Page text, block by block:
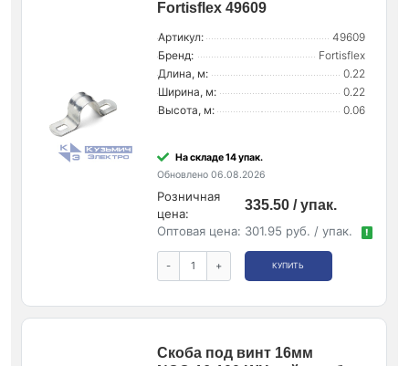
Fortisflex 49609
Артикул:
49609
Бренд:
Fortisflex
Длина, м:
0.22
Ширина, м:
0.22
Высота, м:
0.06
На складе 14 упак.
Обновлено 06.08.2026
Розничная
цена:
335.50 / упак.
Оптовая цена: 301.95 руб. / упак. !
- + КУПИТЬ
Скоба под винт 16мм